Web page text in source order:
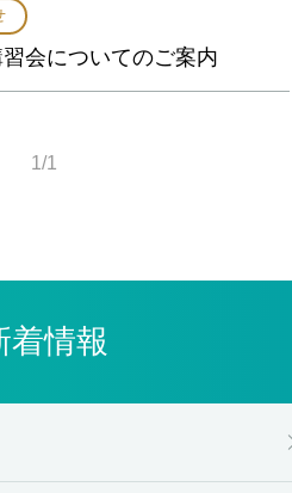
会についてのご案内
1/1
着情報